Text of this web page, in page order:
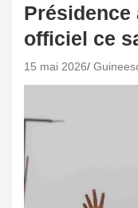
Présidence
officiel ce
15 mai 2026